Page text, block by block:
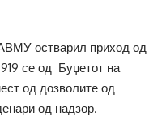
остварил приход од
се од Буџетот на
од дозволите од
од надзор.